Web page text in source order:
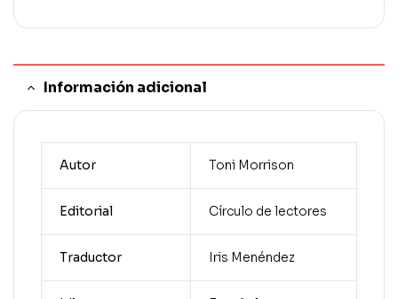
Información adicional
Autor Toni Morrison
Editorial Círculo de lectores
Traductor Iris Menéndez